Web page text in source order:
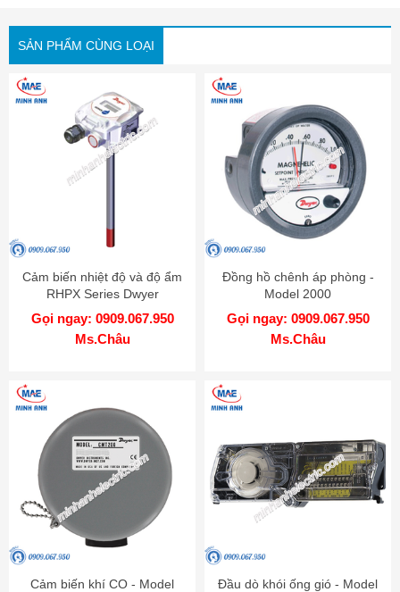
SẢN PHẨM CÙNG LOẠI
Cảm biến nhiệt độ và độ ẩm
RHPX Series Dwyer
Gọi ngay: 0909.067.950
Ms.Châu
Đồng hồ chênh áp phòng -
Model 2000
Gọi ngay: 0909.067.950
Ms.Châu
Cảm biến khí CO - Model
Đầu dò khói ống gió - Model